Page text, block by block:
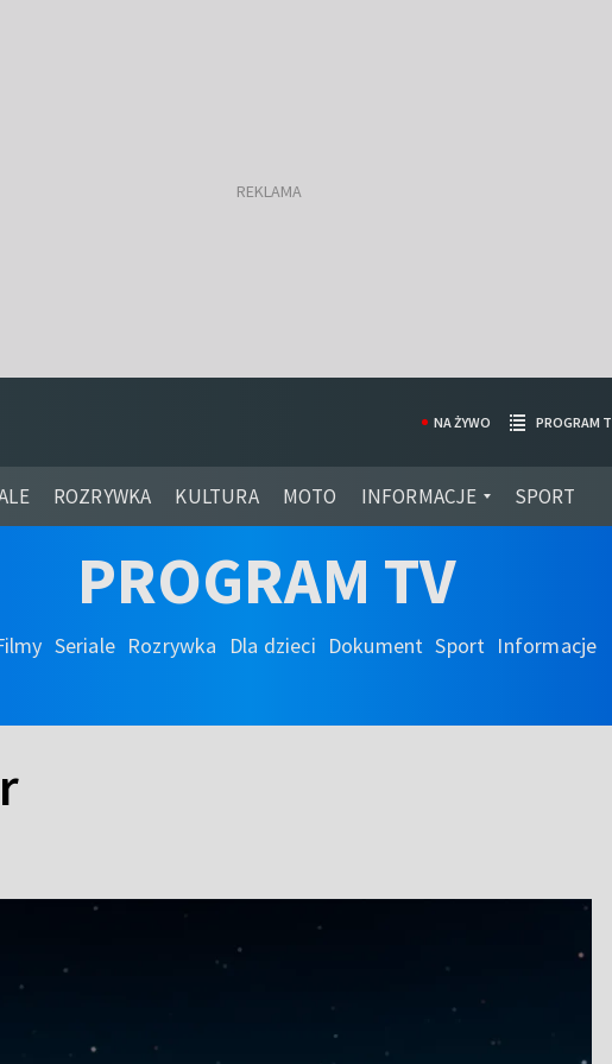
ROZRYWKA KULTURA MOTO INFORMACJE SPORT
NA ŻYWO PROGRAM
PROGRAM TV
Seriale Rozrywka Dla dzieci Dokument Sport Informacje